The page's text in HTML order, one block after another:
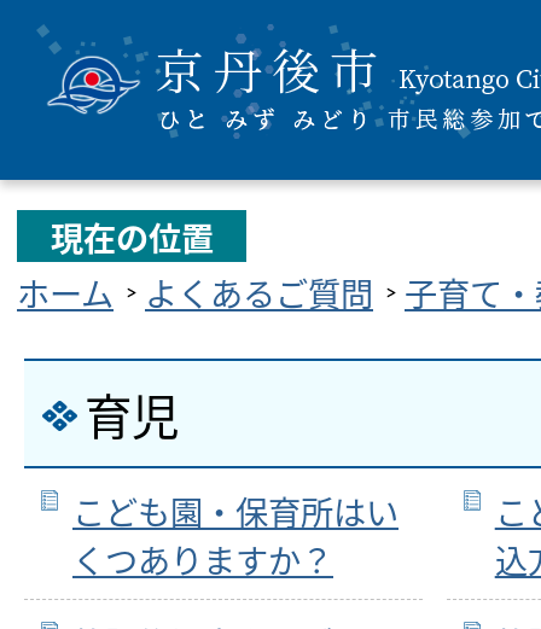
現在の位置
ホーム
よくあるご質問 子育て
育児
こども園・保育所はい
くつありますか？
込